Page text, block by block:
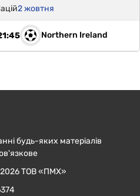
2 жовтня
Northern Ireland
будь-яких матеріалів
2026 ТОВ «ПМХ»